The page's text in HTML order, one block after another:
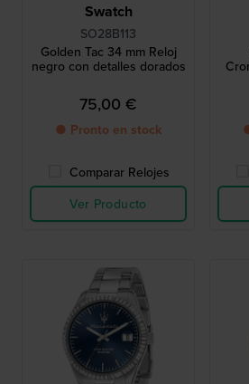
Swatch
SO28B113
Golden Tac 34 mm Reloj
negro con detalles dorados
75,00 €
● Pronto en stock
Comparar Relojes
Ver Producto